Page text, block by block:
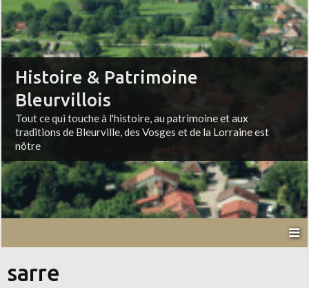
Histoire & Patrimoine
Bleurvillois
Tout ce qui touche à l'histoire, au patrimoine et aux
traditions de Bleurville, des Vosges et de la Lorraine est
nôtre
sarre